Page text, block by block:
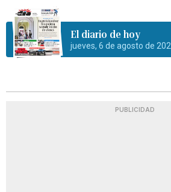
El diario de hoy
jueves, 6 de agosto de
PUBLICIDAD